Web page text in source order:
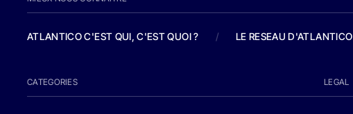
ATLANTICO C'EST QUI, C'EST QUOI ? / LE RESEAU D'ATLANTICO
CATEGORIES LEGAL